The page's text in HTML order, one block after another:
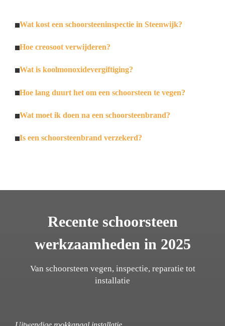
Wat kost een schoorsteeninspectie in Steenwijk?
Hoe creosoot verwijderen?
Wat is koolmonoxidevergiftiging?
Hoe lang duurt het om een schoorsteen te vegen?
Wat moet ik doen na een schoorsteenbrand?
Is een schoorsteenbrand verzekerd?
Recente schoorsteen
werkzaamheden in 2025
Van schoorsteen vegen, inspectie, reparatie tot
installatie